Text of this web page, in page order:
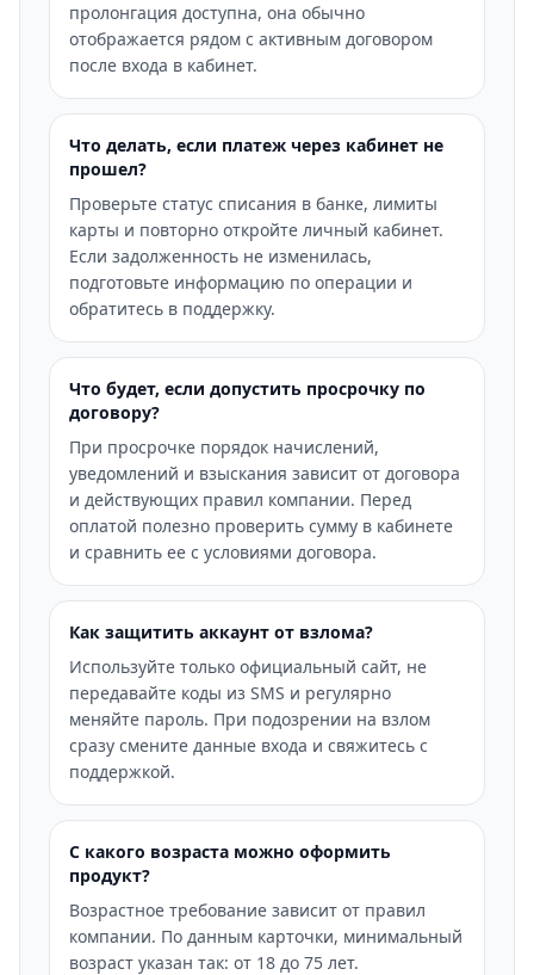
пролонгация доступна, она обычно
отображается рядом с активным договором
после входа в кабинет.
Что делать, если платеж через кабинет не
прошел?
Проверьте статус списания в банке, лимиты
карты и повторно откройте личный кабинет.
Если задолженность не изменилась,
подготовьте информацию по операции и
обратитесь в поддержку.
Что будет, если допустить просрочку по
договору?
При просрочке порядок начислений,
уведомлений и взыскания зависит от договора
и действующих правил компании. Перед
оплатой полезно проверить сумму в кабинете
и сравнить ее с условиями договора.
Как защитить аккаунт от взлома?
Используйте только официальный сайт, не
передавайте коды из SMS и регулярно
меняйте пароль. При подозрении на взлом
сразу смените данные входа и свяжитесь с
поддержкой.
С какого возраста можно оформить
продукт?
Возрастное требование зависит от правил
компании. По данным карточки, минимальный
возраст указан так: от 18 до 75 лет.